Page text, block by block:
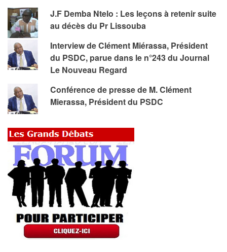
J.F Demba Ntelo : Les leçons à retenir suite
au décès du Pr Lissouba
Interview de Clément Miérassa, Président
du PSDC, parue dans le n°243 du Journal
Le Nouveau Regard
Conférence de presse de M. Clément
Mierassa, Président du PSDC